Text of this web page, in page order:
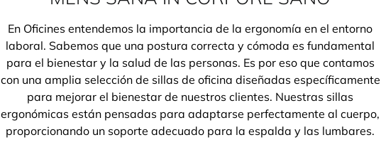
En Oficines entendemos la importancia de la ergonomía en el entorno
laboral. Sabemos que una postura correcta y cómoda es fundamental
para el bienestar y la salud de las personas. Es por eso que contamos
con una amplia selección de sillas de oficina diseñadas específicamente
para mejorar el bienestar de nuestros clientes. Nuestras sillas
ergonómicas están pensadas para adaptarse perfectamente al cuerpo,
proporcionando un soporte adecuado para la espalda y las lumbares.